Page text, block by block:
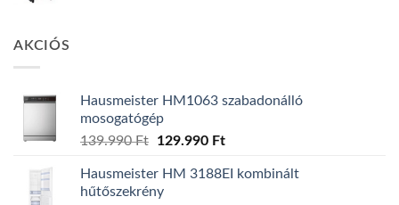
AKCIÓS
Hausmeister HM1063 szabadonálló
mosogatógép
139.990Ft
Original
was:
139.990 Ft.
129.990 FtCurrent
is:
Hausmeister HM 3188EI kombinált
hűtőszekrény